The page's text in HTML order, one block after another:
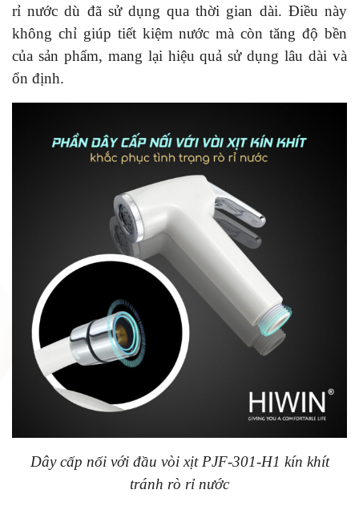
rỉ nước dù đã sử dụng qua thời gian dài. Điều này
không chỉ giúp tiết kiệm nước mà còn tăng độ bền
của sản phẩm, mang lại hiệu quả sử dụng lâu dài và
ổn định.
Dây cấp nối với đầu vòi xịt PJF-301-H1 kín khít
tránh rò rỉ nước